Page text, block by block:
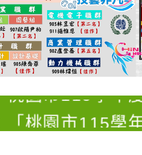
結果(第4招)】
第1學期第9次代
結果(第12招)】
12招)
生本土語及新住
「桃園市115學